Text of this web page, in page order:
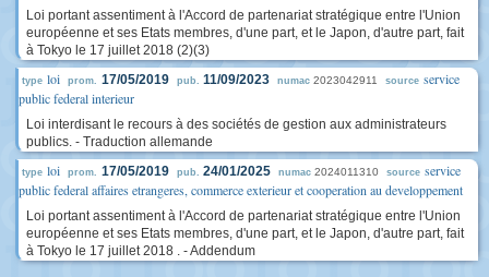
Loi portant assentiment à l'Accord de partenariat stratégique entre l'Union
européenne et ses Etats membres, d'une part, et le Japon, d'autre part, fait
à Tokyo le 17 juillet 2018 (2)(3)
type loi prom. 17/05/2019 pub. 11/09/2023 numac 2023042911 source service
public federal interieur
Loi interdisant le recours à des sociétés de gestion aux administrateurs
publics. - Traduction allemande
type loi prom. 17/05/2019 pub. 24/01/2025 numac 2024011310 source service
public federal affaires etrangeres, commerce exterieur et cooperation au developpement
Loi portant assentiment à l'Accord de partenariat stratégique entre l'Union
européenne et ses Etats membres, d'une part, et le Japon, d'autre part, fait
à Tokyo le 17 juillet 2018 . - Addendum